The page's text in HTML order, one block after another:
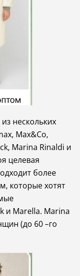
из нескольких
Max&Co,
Marina Rinaldi и
целевая
более
которые хотят
и Marella. Marina
(до 60 –го